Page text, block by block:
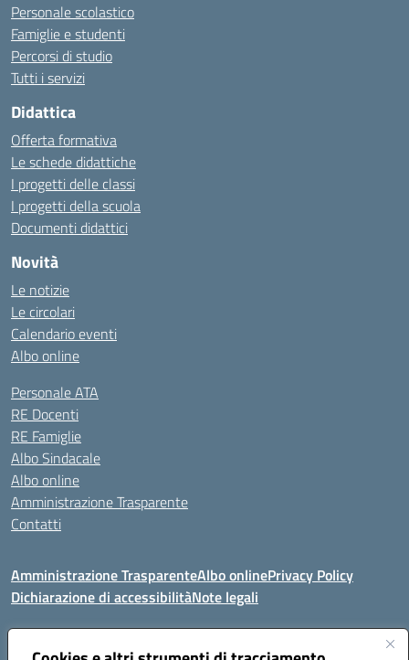
Personale scolastico
Famiglie e studenti
Percorsi di studio
Tutti i servizi
Didattica
Offerta formativa
Le schede didattiche
I progetti delle classi
I progetti della scuola
Documenti didattici
Novità
Le notizie
Le circolari
Calendario eventi
Albo online
Personale ATA
RE Docenti
RE Famiglie
Albo Sindacale
Albo online
Amministrazione Trasparente
Contatti
Amministrazione TrasparenteAlbo onlinePrivacy Policy
Dichiarazione di accessibilitàNote legali